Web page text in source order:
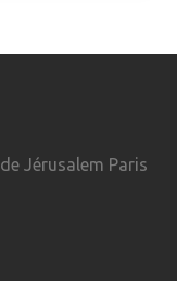
Jérusalem Paris